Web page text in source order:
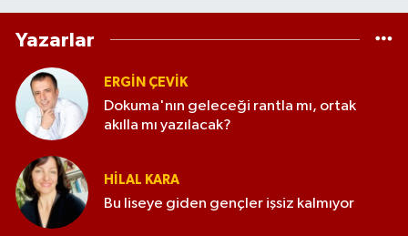
Yazarlar
ERGIN ÇEVİK
Dokuma'nın geleceği rantla mı, ortak
akılla mı yazılacak?
HILAL KARA
Bu liseye giden gençler işsiz kalmıyor